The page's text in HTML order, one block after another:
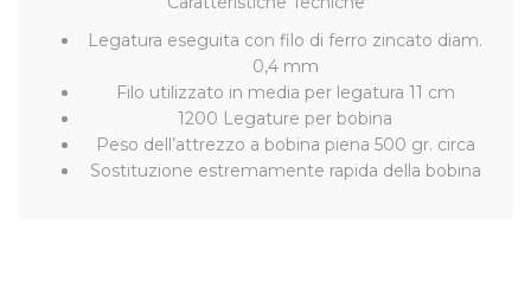
Legatura eseguita con filo di ferro zincato diam.
0,4 mm
Filo utilizzato in media per legatura 11 cm
1200 Legature per bobina
Peso dell’attrezzo a bobina piena 500 gr. circa
Sostituzione estremamente rapida della bobina